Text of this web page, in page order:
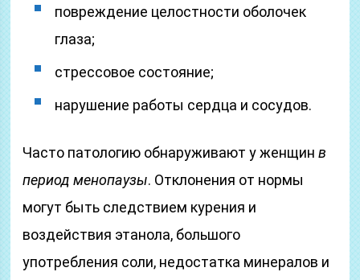
повреждение целостности оболочек
глаза;
стрессовое состояние;
нарушение работы сердца и сосудов.
Часто патологию обнаруживают у женщинв
период менопаузы. Отклонения от нормы
могут быть следствием курения и
воздействия этанола, большого
употребления соли, недостатка минералов и